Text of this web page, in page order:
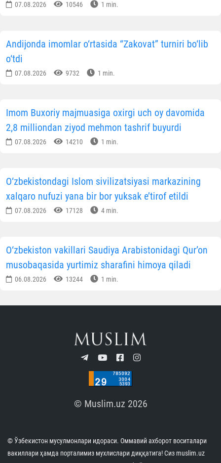
07.08.2026 10546 1 min.
Andijonda imomlar o‘rtasida “Zakovat” turniri bo‘lib
o‘tdi
07.08.2026 9732 1 min.
Imom Buxoriy majmuasiga oxirgi uch oy davomida
2,8 milliondan ziyod mehmon tashrif buyurdi
07.08.2026 14210 1 min.
O‘zbekistondagi Islom sivilizatsiyasi markazining
xalqaro nufuzi yana bir bor yuksak e’tirof etildi
07.08.2026 17128 4 min.
O‘zbekiston vakillari Saudiya Arabistonidagi Qur’on
musobaqasida yurtimiz sharafini himoya qiladi
06.08.2026 13244 1 min.
© Muslim.uz 2026
© Ўзбекистон мусулмонлари идораси. Оммавий ахборот воситалари
вакиллари ҳамда порталимиз мухлислари диққатига! Сиз muslim.uz